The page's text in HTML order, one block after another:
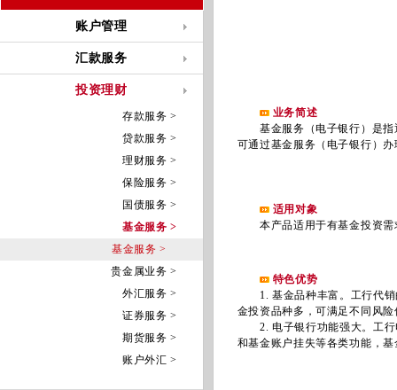
账户管理
汇款服务
投资理财
存款服务 >
贷款服务 >
理财服务 >
保险服务 >
国债服务 >
基金服务 >
基金服务 >
贵金属业务 >
外汇服务 >
证券服务 >
期货服务 >
账户外汇 >
业务简述
基金服务（电子银行）是指
可通过基金服务（电子银行）
适用对象
本产品适用于有基金投资需
特色优势
1. 基金品种丰富。工行代销
金投资品种多，可满足不同风
2. 电子银行功能强大。工行
和基金账户挂失等各类功能，